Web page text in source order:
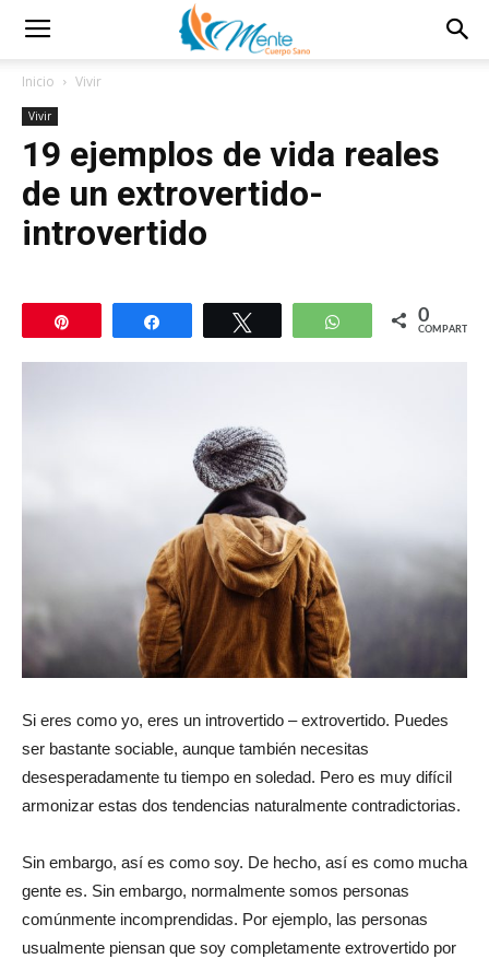
Inicio Vivir
Vivir
19 ejemplos de vida reales
de un extrovertido-
introvertido
Compartir WhatsApp
0
COMPARTIR
Si eres como yo, eres un introvertido – extrovertido. Puedes
ser bastante sociable, aunque también necesitas
desesperadamente tu tiempo en soledad. Pero es muy difícil
armonizar estas dos tendencias naturalmente contradictorias.
Sin embargo, así es como soy. De hecho, así es como mucha
gente es. Sin embargo, normalmente somos personas
comúnmente incomprendidas. Por ejemplo, las personas
usualmente piensan que soy completamente extrovertido por